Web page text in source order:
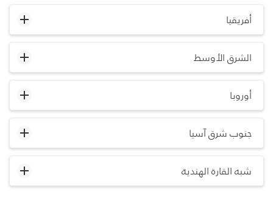
أفريقيا
الشرق الأوسط
أوروبا
جنوب شرق آسيا
شبه القارة الهندية